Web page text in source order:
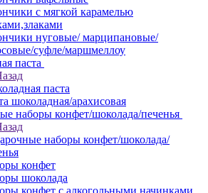
с мягкой карамелью
нуговые/ марципановые/
суфле/маршмеллоу
паста
паста
шоколадная/арахисовая
наборы конфет/шоколада/печенья
наборы конфет/шоколада/
конфет
шоколада
конфет с алкогольными начинками